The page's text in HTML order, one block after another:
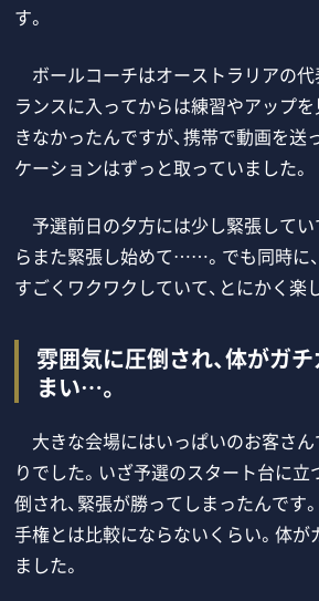
す。
ボールコーチはオーストラリアの代
ランスに入ってからは練習やアップ
きなかったんですが、携帯で動画を送
ケーションはずっと取っていました。
予選前日の夕方には少し緊張してい
らまた緊張し始めて……。でも同時に
すごくワクワクしていて、とにかく楽
雰囲気に圧倒され、体がガ
まい…。
大きな会場にはいっぱいのお客さん
りでした。いざ予選のスタート台に立
倒され、緊張が勝ってしまったんです
手権とは比較にならないくらい。体
ました。